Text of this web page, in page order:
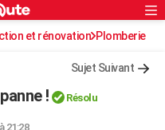
Rechercher
et rénovation Plomberie
Sujet Suivant
! Résolu
21:28